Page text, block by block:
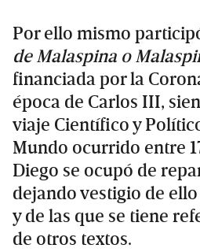
Por ello mismo
de Malaspina o
financiada por la
época de Carlos III,
viaje Científico y
Mundo ocurrido entre
Diego se ocupó de
dejando vestigio de
y de las que se tiene
de otros textos.